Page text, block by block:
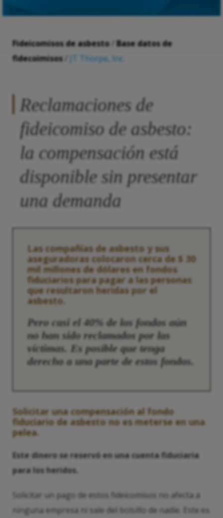
Fideicomisos de asbesto/ Base datos de
fidecoimisos/ JT Thorpe, Inc.
Reclamaciones de
fideicomiso de asbesto:
la compensación está
disponible sin presentar
una demanda
Las compañías de asbesto y sus
aseguradoras colocaron cerca de $ 30
mil millones de dólares en fondos
fiduciarios para pagar a las personas
que resultaron heridas por el
asbesto.
Pero casi el 40% de los fondos aún
no han sido reclamados por las
víctimas. Es posible que tenga
derecho a una parte de estos fondos.
Solicitar una compensación al fondo
fiduciario de asbesto no es meterse en una
pelea.
Este dinero se reservó en una cuenta fiduciaria
para los heridos.
Solicitar un pago de estos fideicomisos no afecta a
ninguna empresa ni sale del bolsillo de nadie. Este es